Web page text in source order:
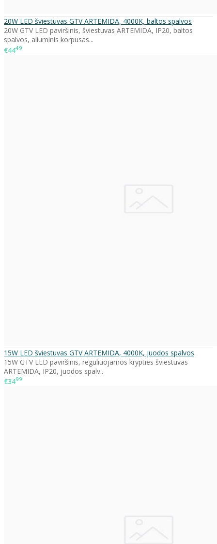
20W LED šviestuvas GTV ARTEMIDA, 4000K, baltos spalvos
20W GTV LED paviršinis, šviestuvas ARTEMIDA, IP20, baltos
spalvos, aliuminis korpusas...
€4449
15W LED šviestuvas GTV ARTEMIDA, 4000K, juodos spalvos
15W GTV LED paviršinis, reguliuojamos krypties šviestuvas
ARTEMIDA, IP20, juodos spalv..
€3499